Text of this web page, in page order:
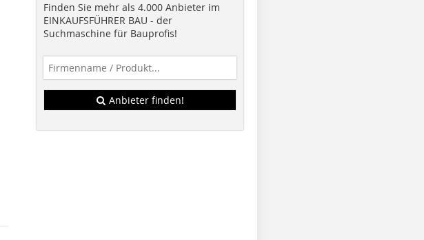
Finden Sie mehr als 4.000 Anbieter im
EINKAUFSFÜHRER BAU - der
Suchmaschine für Bauprofis!
Anbieter finden!